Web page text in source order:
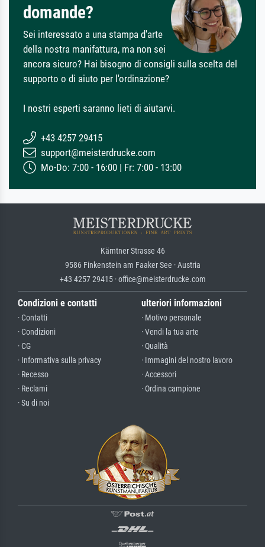
domande?
Sei interessato a una stampa d'arte
della nostra manifattura, ma non sei
ancora sicuro? Hai bisogno di consigli sulla scelta del
supporto o di aiuto per l'ordinazione?
I nostri esperti saranno lieti di aiutarvi.
+43 4257 29415
support@meisterdrucke.com
Mo-Do: 7:00 - 16:00 | Fr: 7:00 - 13:00
Kärntner Strasse 46
9586 Finkenstein am Faaker See · Austria
+43 4257 29415 · office@meisterdrucke.com
Condizioni e contatti
· Contatti
· Condizioni
· CG
· Informativa sulla privacy
· Recesso
· Reclami
· Su di noi
ulteriori informazioni
· Motivo personale
· Vendi la tua arte
· Qualità
· Immagini del nostro lavoro
· Accessori
· Ordina campione